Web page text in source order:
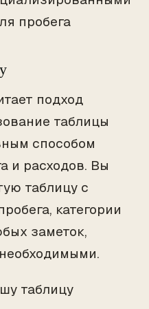
пробега
подход
таблицы
способом
и расходов. Вы
таблицу с
категории
заметок,
таблицу